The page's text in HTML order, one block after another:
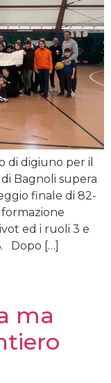
di digiuno per il
Bagnoli supera
finale di 82-
ed i ruoli 3 e
Dopo […]
ma